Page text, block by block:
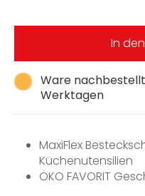
Ware
Werktagen
In
MaxiFlex
Küchenutensilien
ÖKO FAVORIT